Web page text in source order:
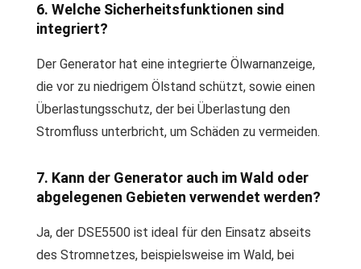
6. Welche Sicherheitsfunktionen sind
integriert?
Der Generator hat eine integrierte Ölwarnanzeige,
die vor zu niedrigem Ölstand schützt, sowie einen
Überlastungsschutz, der bei Überlastung den
Stromfluss unterbricht, um Schäden zu vermeiden.
7. Kann der Generator auch im Wald oder
abgelegenen Gebieten verwendet werden?
Ja, der DSE5500 ist ideal für den Einsatz abseits
des Stromnetzes, beispielsweise im Wald, bei